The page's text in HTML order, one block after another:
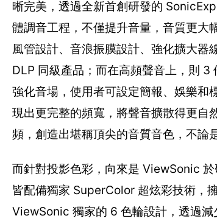
晰完美，透過全新首創研發的
體調音工程，不僅提升音量，音質更大
風管設計、音浪振膜設計、強化擴大
DLP 同級產品；而在高頻聲音上，則
強化音場，使用者可設定簡報、娛樂和
現出更完整的頻寬，將聲音擴散得更自
頻，創造出堪稱頂尖的音質音色，不論
而針對投影色彩，向來是 ViewSonic
皆配備獨家 SuperColor 超炫彩技術，
ViewSonic 獨家的 6 色輪設計，透過